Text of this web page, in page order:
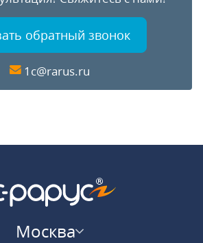
обратный звонок
1c@rarus.ru
Москва